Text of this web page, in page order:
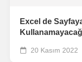
Excel de
20 Kasım 2022